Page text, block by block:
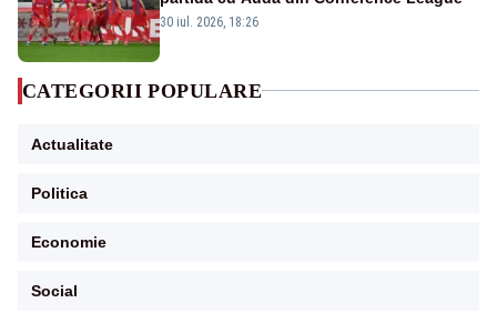
30 iul. 2026, 18:26
CATEGORII POPULARE
Actualitate
Politica
Economie
Social